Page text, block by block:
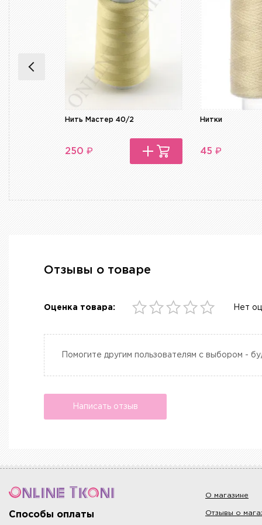
Нить Мастер 40/2
250 ₽
Нитки
45 ₽
Отзывы о товаре
Оценка товара: Нет
Помогите другим пользователям с выбором -
Написать отзыв
Способы оплаты
О магазине
Отзывы о